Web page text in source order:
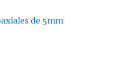
de 5mm